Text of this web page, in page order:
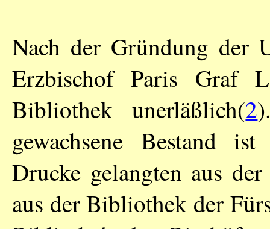
Nach der Gründung der
Erzbischof Paris Graf
Bibliothek unerläßlich(2
gewachsene Bestand
Drucke gelangten aus
aus der Bibliothek der